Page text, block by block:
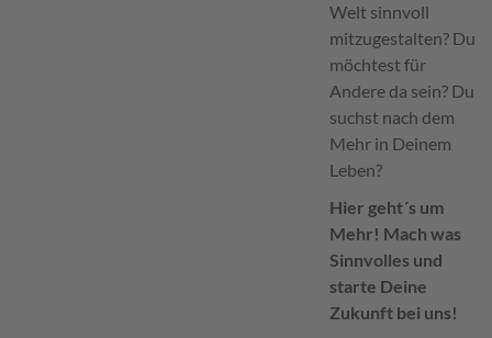
Welt sinnvoll
mitzugestalten? Du
möchtest für
Andere da sein? Du
suchst nach dem
Mehr in Deinem
Leben?
Hier geht´s um
Mehr! Mach was
Sinnvolles und
starte Deine
Zukunft bei uns!